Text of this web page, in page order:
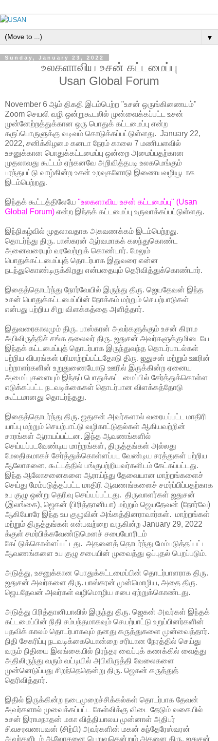
▼
Sunday, January 23, 2022
உலகளாவிய உசன் கட்டமைப்பு
Usan Global Forum
November 6 ஆம் திகதி இடம்பெற்ற "உசன் ஒருங்கிணையம்"
Zoom செயலி வழி ஒன்றுகூடலில் முன்வைக்கப்பட்ட உசன்
முன்னேற்றத்துக்கான ஒரு பொதுக் கட்டமைப்பு என்ற
கருப்பொருளுக்கு வடிவம் கொடுக்கப்பட்டுள்ளது. January 22,
2022, சனிக்கிழமை கனடா நேரம் காலை 7 மணியளவில்
உசனுக்கான பொதுக்கட்டமைப்பு ஒன்றை அமைப்பதற்கான
முதலாவது கூட்டம் ஏற்கனவே அறிவித்தபடி உலகமெங்கும்
பரந்துபட்டு வாழ்கின்ற உசன் உறவுகளோடு இணையவழியூடாக
இடம்பெற்றது.
இந்தக் கூட்டத்திலேயே "உலகளாவிய உசன் கட்டமைப்பு" (Usan
Global Forum) என்ற இந்தக் கட்டமைப்பு உருவாக்கப்பட்டுள்ளது.
இந்நிகழ்வில் முதலாவதாக அகவணக்கம் இடம்பெற்றது.
தொடர்ந்து திரு. பாஸ்கரன் ஆர்வமாகக் கலந்துகொண்ட
அனைவரையும் வரவேற்றுக் கொண்டார். மேலும்
பொதுக்கட்டமைப்புத் தொடர்பாக இதுவரை என்ன
நடந்துகொண்டிருக்கிறது என்பதையும் தெரிவித்துக்கொண்டார்.
இதைத்தொடர்ந்து நோர்வேயில் இருந்து திரு. ஜெயதேவன் இந்த
உசன் பொதுக்கட்டமைப்பின் நோக்கம் மற்றும் செயற்பாடுகள்
என்பது பற்றிய சிறு விளக்கத்தை அளித்தார்.
இதுவரைகாலமும் திரு. பாஸ்கரன் அவர்களுக்கும் உசன் கிராம
அபிவிருத்திச் சங்க தலைவர் திரு. ஜதுசன் அவர்களுக்குமிடையே
இந்தக் கட்டமைப்புத் தொடர்பாக இருந்துவந்த தொடர்பாடல்கள்
பற்றிய விபரங்கள் பரிமாற்றப்பட்டதோடு திரு. ஜதுசன் மற்றும் ஊரின்
பற்றாளர்களின் உறுதுணையோடு ஊரில் இருக்கின்ற ஏனைய
அமைப்புகளையும் இந்தப் பொதுக்கட்டமைப்பில் சேர்த்துக்கொள்ள
எடுக்கப்பட்ட நடவடிக்கைகள் தொடர்பான விளக்கத்தோடு
கூட்டமானது தொடர்ந்தது.
இதைத்தொடர்ந்து திரு. ஜதுசன் அவர்களால் வரையப்பட்ட மாதிரி
யாப்பு மற்றும் செயற்பாட்டு வழிகாட்டுதல்கள் ஆகியவற்றின்
சாரங்கள் ஆராயப்பட்டன. இந்த ஆவணங்களில்
செய்யப்படவேண்டிய மாற்றங்கள், திருத்தங்கள் அல்லது
மேலதிகமாகச் சேர்த்துக்கொள்ளப்பட வேண்டிய சரத்துகள் பற்றிய
ஆலோசனை, கூட்டத்தில் பங்குபற்றியவர்களிடம் கேட்கப்பட்டது.
இந்த ஆலோசனைகளை ஆராய்ந்து தேவையான மாற்றங்களைச்
செய்து மேம்படுத்தப்பட்ட மாதிரி ஆவணங்களைச் சமர்ப்பிப்பதற்காக
உப குழு ஒன்று தெரிவு செய்யப்பட்டது. திருவாளர்கள் ஜதுசன்
(இலங்கை), ஜெகன் (பிரித்தானியா) மற்றும் ஜெயதேவன் (நோர்வே)
ஆகியோரே இந்த உப குழுவின் அங்கத்தினராவார்கள். மாற்றங்கள்
மற்றும் திருத்தங்கள் என்பவற்றை வருகின்ற January 29, 2022
க்குள் சமர்பிக்கவேண்டுமெனச் சபையோரிடம்
கேட்டுக்கொள்ளப்பட்டது. அதனைத் தொடர்ந்து மேம்படுத்தப்பட்ட
ஆவணங்களை உப குழு சபையின் முவைத்து ஒப்புதல் பெறப்படும்.
அடுத்து, உசனுக்கான பொதுக்கட்டமைப்பின் தொடர்பாளராக திரு.
ஜதுசன் அவர்களை திரு. பாஸ்கரன் முன்மொழிய, அதை திரு.
ஜெயதேவன் அவர்கள் வழிமொழிய சபை ஏற்றுக்கொண்டது.
அடுத்து பிரித்தானியாவில் இருந்து திரு. ஜெகன் அவர்கள் இந்தக்
கட்டமைப்பின் நிதி சம்பந்தமாகவும் செயற்பாட்டு உறுப்பினர்களின்
பதவிக் காலம் தொடர்பாகவும் தனது கருத்துகளை முன்வைத்தார்.
நிதி சேகரிப்பு நடவடிக்கையொன்றை சரியான நேரத்தில் செய்து
வரும் நிதியை இலங்கையில் நிரந்தர வைப்புக் கணக்கில் வைத்து
அதிலிருந்து வரும் வட்டியில் அபிவிருத்தி வேலைகளை
முன்னெடுப்பது சிறந்தெதென்று திரு. ஜெகன் கருத்துத்
தெரிவித்தார்.
இதில் இருக்கின்ற நடைமுறைச்சிக்கல்கள் தொடர்பாக தேவன்
அவர்களால் முவைக்கப்பட்ட கேள்விக்கு விடை தேடும் வகையில்
உசன் இராமநாதன் மகா வித்தியாலய முன்னாள் அதிபர்
சிவசரவணபவன் (சிற்பி) அவர்களின் மகன் சுந்தேரேஸ்வரன்
அவர்களிடம் ஆலோசனை பெறுவதென்றும் அதனை திரு. ஜதுசன்